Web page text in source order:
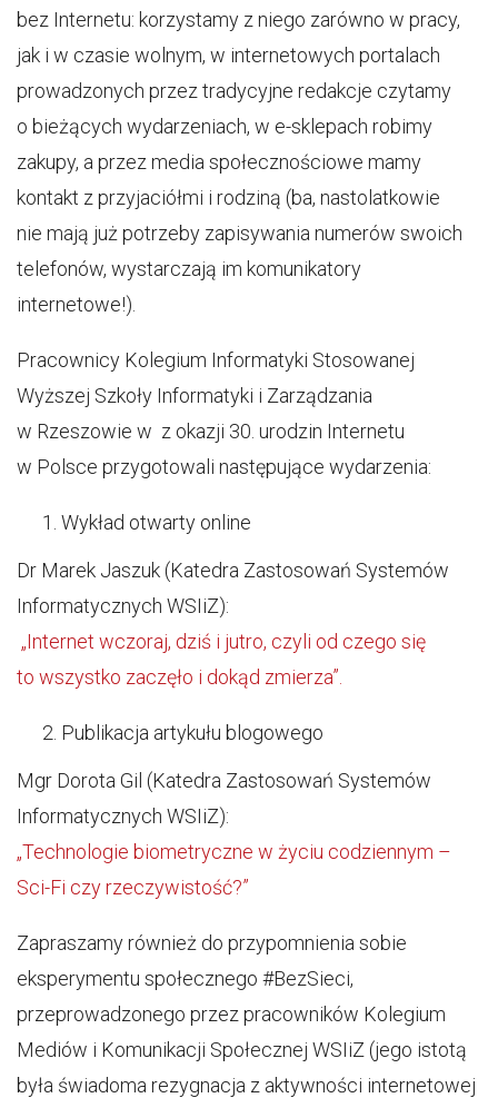
bez Internetu: korzystamy z niego zarówno w pracy,
jak i w czasie wolnym, w internetowych portalach
prowadzonych przez tradycyjne redakcje czytamy
o bieżących wydarzeniach, w e-sklepach robimy
zakupy, a przez media społecznościowe mamy
kontakt z przyjaciółmi i rodziną (ba, nastolatkowie
nie mają już potrzeby zapisywania numerów swoich
telefonów, wystarczają im komunikatory
internetowe!).
Pracownicy Kolegium Informatyki Stosowanej
Wyższej Szkoły Informatyki i Zarządzania
w Rzeszowie w z okazji 30. urodzin Internetu
w Polsce przygotowali następujące wydarzenia:
Wykład otwarty online
Dr Marek Jaszuk (Katedra Zastosowań Systemów
Informatycznych WSIiZ):
„Internet wczoraj, dziś i jutro, czyli od czego się
to wszystko zaczęło i dokąd zmierza”.
Publikacja artykułu blogowego
Mgr Dorota Gil (Katedra Zastosowań Systemów
Informatycznych WSIiZ):
„Technologie biometryczne w życiu codziennym –
Sci-Fi czy rzeczywistość?”
Zapraszamy również do przypomnienia sobie
eksperymentu społecznego #BezSieci,
przeprowadzonego przez pracowników Kolegium
Mediów i Komunikacji Społecznej WSIiZ (jego istotą
była świadoma rezygnacja z aktywności internetowej